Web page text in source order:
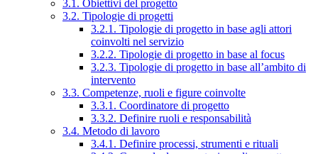
3.1. Obiettivi del progetto
3.2. Tipologie di progetti
3.2.1. Tipologie di progetto in base agli attori
coinvolti nel servizio
3.2.2. Tipologie di progetto in base al focus
3.2.3. Tipologie di progetto in base all’ambito di
intervento
3.3. Competenze, ruoli e figure coinvolte
3.3.1. Coordinatore di progetto
3.3.2. Definire ruoli e responsabilità
3.4. Metodo di lavoro
3.4.1. Definire processi, strumenti e rituali